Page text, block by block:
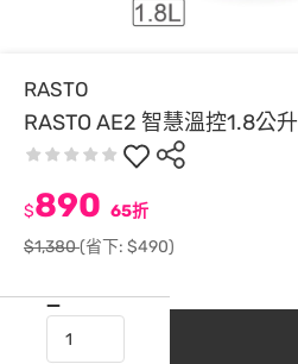
RASTO
RASTO AE2 智慧溫控1.8公
$890 65折
$1,380(省下: $490)